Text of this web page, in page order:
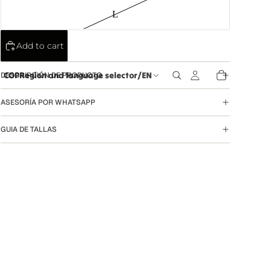
COPRegion and language selector/EN
L
Add to cart
DESCRIPCIÓN DE PRODUCTO
ASESORÍA POR WHATSAPP
GUIA DE TALLAS